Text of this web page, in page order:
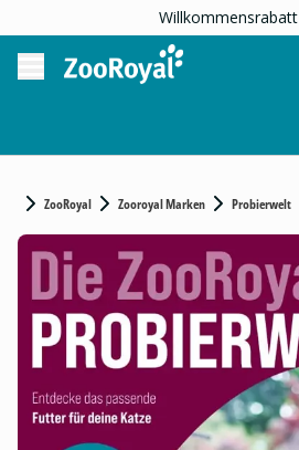
Willkommensrabatt
ZooRoyal Zooroyal Marken Probierwelt